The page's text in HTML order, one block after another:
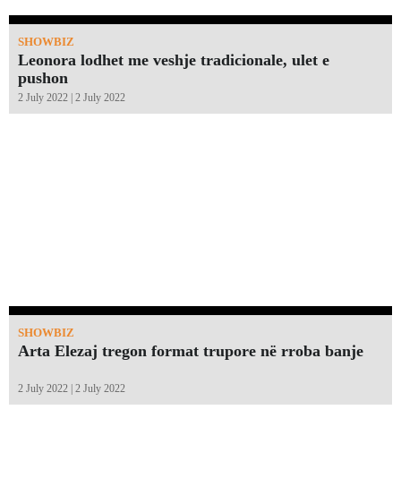
SHOWBIZ
Leonora lodhet me veshje tradicionale, ulet e
pushon
2 July 2022 | 2 July 2022
SHOWBIZ
Arta Elezaj tregon format trupore në rroba banje
2 July 2022 | 2 July 2022